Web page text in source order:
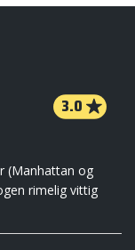
3.0
(Manhattan og
rimelig vittig